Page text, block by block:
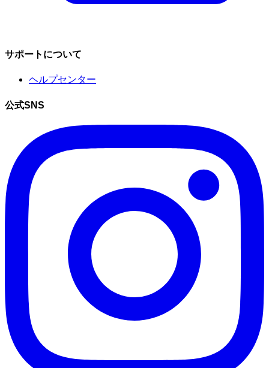
サポートについて
ヘルプセンター
公式SNS